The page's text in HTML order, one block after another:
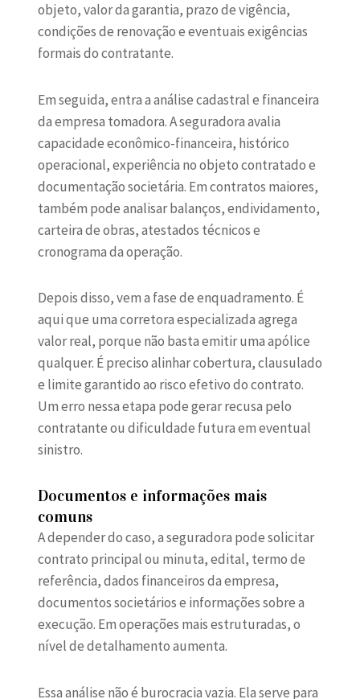
objeto, valor da garantia, prazo de vigência,
condições de renovação e eventuais exigências
formais do contratante.
Em seguida, entra a análise cadastral e financeira
da empresa tomadora. A seguradora avalia
capacidade econômico-financeira, histórico
operacional, experiência no objeto contratado e
documentação societária. Em contratos maiores,
também pode analisar balanços, endividamento,
carteira de obras, atestados técnicos e
cronograma da operação.
Depois disso, vem a fase de enquadramento. É
aqui que uma corretora especializada agrega
valor real, porque não basta emitir uma apólice
qualquer. É preciso alinhar cobertura, clausulado
e limite garantido ao risco efetivo do contrato.
Um erro nessa etapa pode gerar recusa pelo
contratante ou dificuldade futura em eventual
sinistro.
Documentos e informações mais
comuns
A depender do caso, a seguradora pode solicitar
contrato principal ou minuta, edital, termo de
referência, dados financeiros da empresa,
documentos societários e informações sobre a
execução. Em operações mais estruturadas, o
nível de detalhamento aumenta.
Essa análise não é burocracia vazia. Ela serve para